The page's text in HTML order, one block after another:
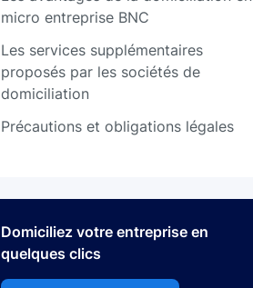
micro entreprise BNC
Les services supplémentaires
proposés par les sociétés de
domiciliation
Précautions et obligations légales
Domiciliez votre entreprise en
quelques clics